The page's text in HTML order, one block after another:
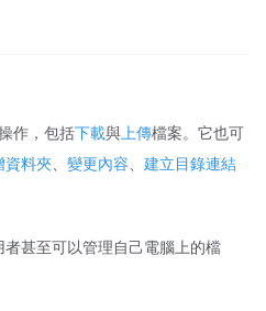
作，包括下載與上傳檔案。它也可
資料夾、 變更內容、 建立目錄連結
甚至可以管理自己電腦上的檔